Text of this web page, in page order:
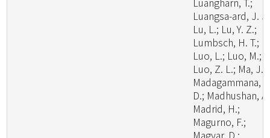
Luangsa-ard, J.
Lu, L.; Lu, Y. Z.;
Lumbsch, H. T.;
Luo, L.; Luo, M.;
Luo, Z. L.; Ma, J.;
Madagammana,
D.; Madhushan,
Madrid, H.;
Magurno, F.;
Magyar, D.;